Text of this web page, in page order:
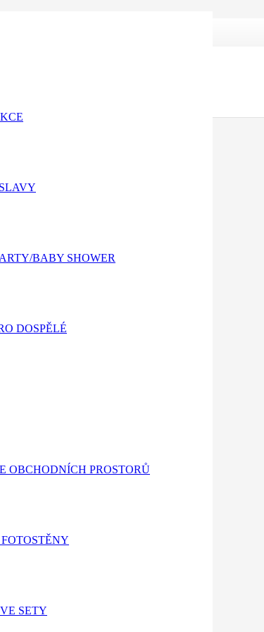
BABY SHOWER
DOSPĚLÉ
OBCHODNÍCH PROSTORŮ
SETY